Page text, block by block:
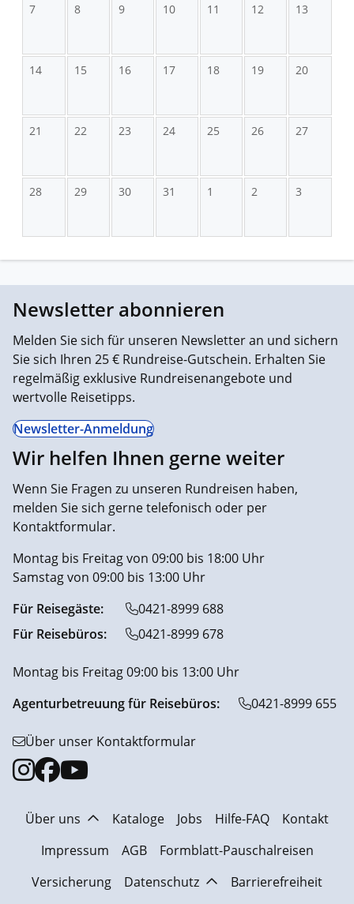
7 8 9 10 11 12 13
14 15 16 17 18 19 20
21 22 23 24 25 26 27
28 29 30 31 1 2 3
Newsletter abonnieren
Melden Sie sich für unseren Newsletter an und sichern
Sie sich Ihren 25 € Rundreise-Gutschein. Erhalten Sie
regelmäßig exklusive Rundreisenangebote und
wertvolle Reisetipps.
Newsletter-Anmeldung
Wir helfen Ihnen gerne weiter
Wenn Sie Fragen zu unseren Rundreisen haben,
melden Sie sich gerne telefonisch oder per
Kontaktformular.
Montag bis Freitag von 09:00 bis 18:00 Uhr
Samstag von 09:00 bis 13:00 Uhr
Für Reisegäste:
0421-8999 688
Für Reisebüros:
0421-8999 678
Montag bis Freitag 09:00 bis 13:00 Uhr
Agenturbetreuung für Reisebüros:
0421-8999 655
Über unser Kontaktformular
Über uns Kataloge Jobs Hilfe-FAQ
Kontakt
Impressum
AGB
Formblatt-Pauschalreisen
Versicherung
Datenschutz Barrierefreiheit